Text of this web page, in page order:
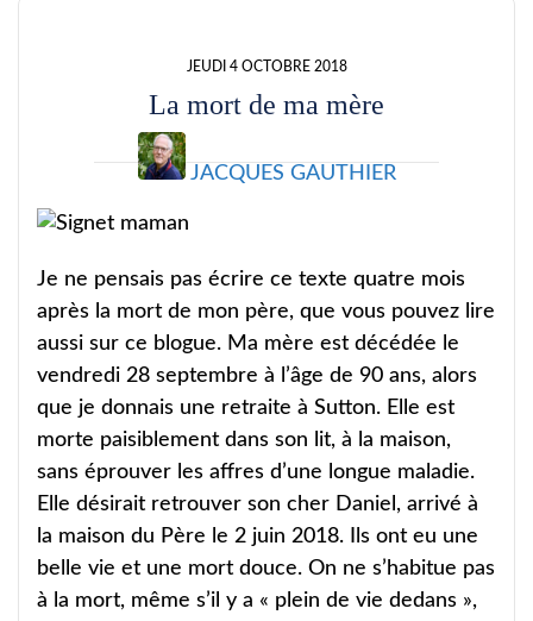
JEUDI 4 OCTOBRE 2018
La mort de ma mère
JACQUES GAUTHIER
Je ne pensais pas écrire ce texte quatre mois
après la mort de mon père, que vous pouvez lire
aussi sur ce blogue. Ma mère est décédée le
vendredi 28 septembre à l’âge de 90 ans, alors
que je donnais une retraite à Sutton. Elle est
morte paisiblement dans son lit, à la maison,
sans éprouver les affres d’une longue maladie.
Elle désirait retrouver son cher Daniel, arrivé à
la maison du Père le 2 juin 2018. Ils ont eu une
belle vie et une mort douce. On ne s’habitue pas
à la mort, même s’il y a « plein de vie dedans »,